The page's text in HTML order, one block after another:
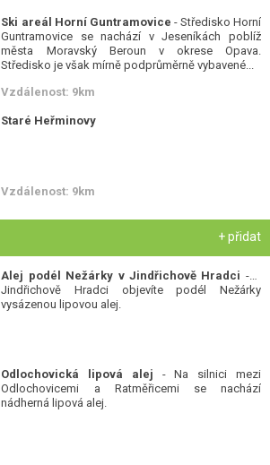
Ski areál Horní Guntramovice - Středisko Horní
Guntramovice se nachází v Jeseníkách poblíž
města Moravský Beroun v okrese Opava.
Středisko je však mírně podprůměrně vybavené...
Vzdálenost: 9km
Staré Heřminovy
Vzdálenost: 9km
+ přidat
Alej podél Nežárky v Jindřichově Hradci - V
Jindřichově Hradci objevíte podél Nežárky
vysázenou lipovou alej.
Odlochovická lipová alej - Na silnici mezi
Odlochovicemi a Ratměřicemi se nachází
nádherná lipová alej.